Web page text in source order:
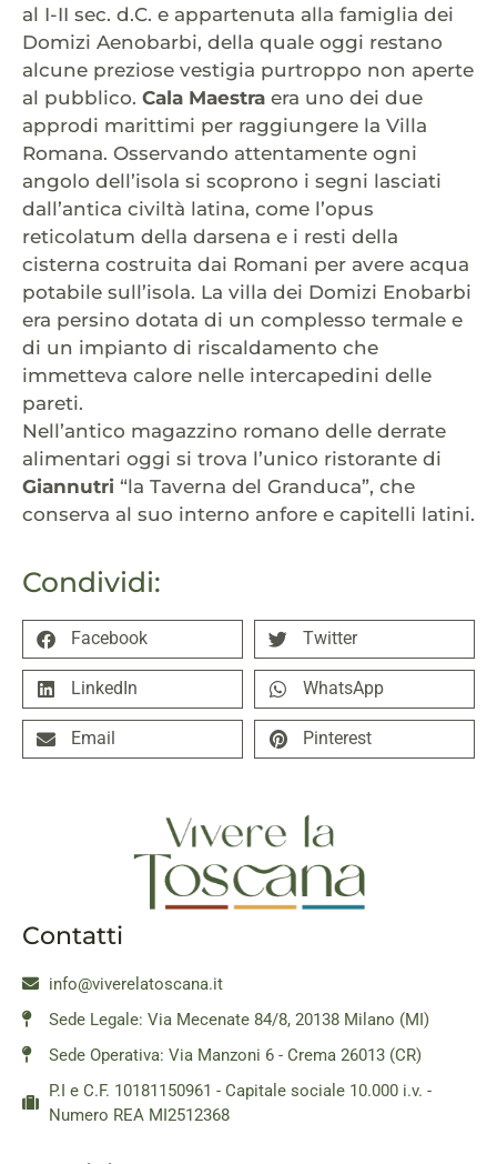
Condividi:
Facebook Twitter
LinkedIn WhatsApp
Email Pinterest
al I-II sec. d.C. e appartenuta alla famiglia dei
Domizi Aenobarbi, della quale oggi restano
alcune preziose vestigia purtroppo non aperte
al pubblico. Cala Maestra era uno dei due
approdi marittimi per raggiungere la Villa
Romana. Osservando attentamente ogni
angolo dell’isola si scoprono i segni lasciati
dall’antica civiltà latina, come l’opus
reticolatum della darsena e i resti della
cisterna costruita dai Romani per avere acqua
potabile sull’isola. La villa dei Domizi Enobarbi
era persino dotata di un complesso termale e
di un impianto di riscaldamento che
immetteva calore nelle intercapedini delle
pareti.
Nell’antico magazzino romano delle derrate
alimentari oggi si trova l’unico ristorante di
Giannutri “la Taverna del Granduca”, che
conserva al suo interno anfore e capitelli latini.
Contatti
info@viverelatoscana.it
Sede Legale: Via Mecenate 84/8, 20138 Milano (MI)
Sede Operativa: Via Manzoni 6 - Crema 26013 (CR)
P.I e C.F. 10181150961 - Capitale sociale 10.000 i.v. -
Numero REA MI2512368